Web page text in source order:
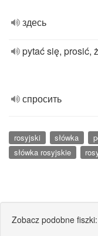
здесь
pytać się, prosić,
спросить
rosyjski słówka
słówka rosyjskie
Zobacz podobne fiszki: